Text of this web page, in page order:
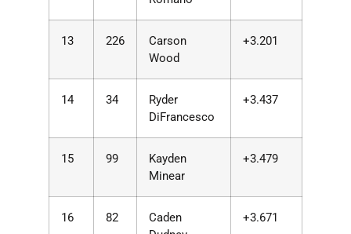
13 226
Carson
Wood
+3.201
14 34
Ryder
DiFrancesco
+3.437
15 99
Kayden
Minear
+3.479
16 82
Caden
+3.671